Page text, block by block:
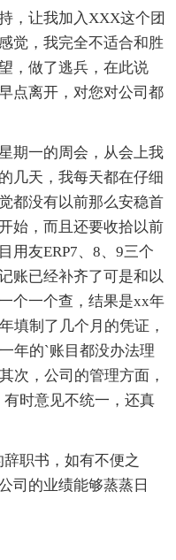
，让我加入XXX这个团
觉，我完全不适合和胜
，做了逃兵，在此说
点离开，对您对公司都
期一的周会，从会上我
几天，我每天都在仔细
都没有以前那么安稳首
始，而且还要收拾以前
用友ERP7、8、9三个
账已经补齐了可是和以
个一个查，结果是xx年
填制了几个月的凭证，
年的`账目都没办法理
次，公司的管理方面，
时意见不统一，还真
职书，如有不便之
司的业绩能够蒸蒸日